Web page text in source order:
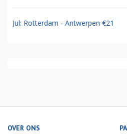
Jul: Rotterdam - Antwerpen €21
OVER ONS